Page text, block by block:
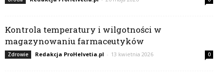
Kontrola temperatury i wilgotności w
magazynowaniu farmaceutyków
Zdrowie Redakcja ProHelvetia.pl - 13 kwietnia 2026 0